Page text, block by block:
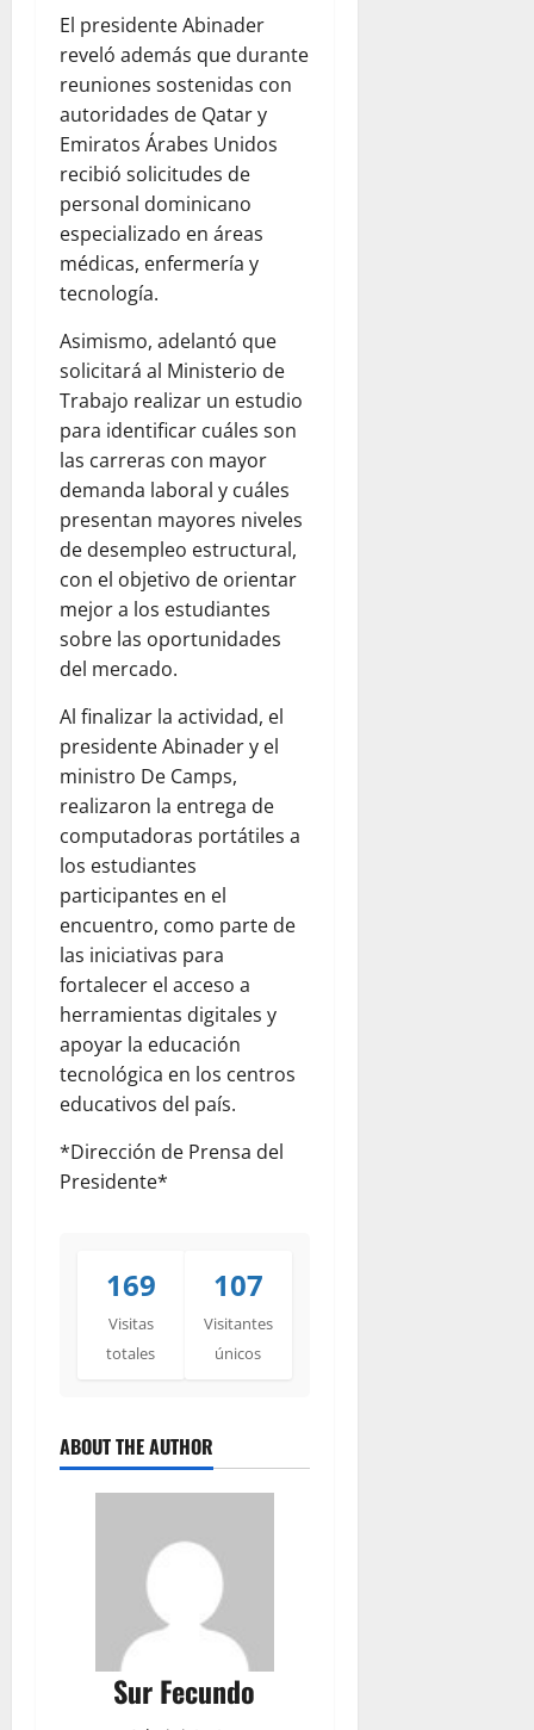
El presidente Abinader
reveló además que durante
reuniones sostenidas con
autoridades de Qatar y
Emiratos Árabes Unidos
recibió solicitudes de
personal dominicano
especializado en áreas
médicas, enfermería y
tecnología.
Asimismo, adelantó que
solicitará al Ministerio de
Trabajo realizar un estudio
para identificar cuáles son
las carreras con mayor
demanda laboral y cuáles
presentan mayores niveles
de desempleo estructural,
con el objetivo de orientar
mejor a los estudiantes
sobre las oportunidades
del mercado.
Al finalizar la actividad, el
presidente Abinader y el
ministro De Camps,
realizaron la entrega de
computadoras portátiles a
los estudiantes
participantes en el
encuentro, como parte de
las iniciativas para
fortalecer el acceso a
herramientas digitales y
apoyar la educación
tecnológica en los centros
educativos del país.
*Dirección de Prensa del
Presidente*
169
Visitas
totales
107
Visitantes
únicos
ABOUT THE AUTHOR
Sur Fecundo